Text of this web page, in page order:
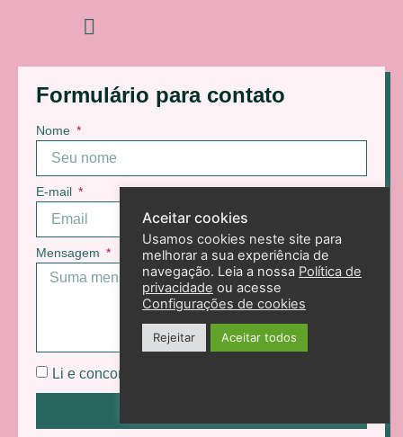
Formulário para contato
Nome
E-mail
Mensagem
Li e concordo com a
Aceitar cookies
Usamos cookies neste site para
melhorar a sua experiência de
navegação. Leia a nossa Política de
privacidade ou acesse
Configurações de cookies
Rejeitar Aceitar todos